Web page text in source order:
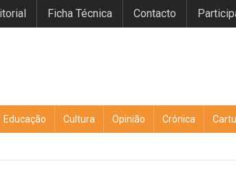
Ficha Técnica Contacto
Educação Cultura Opinião Crónica